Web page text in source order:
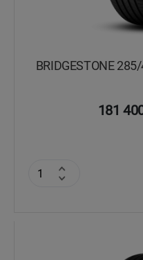
BRIDGESTONE
181